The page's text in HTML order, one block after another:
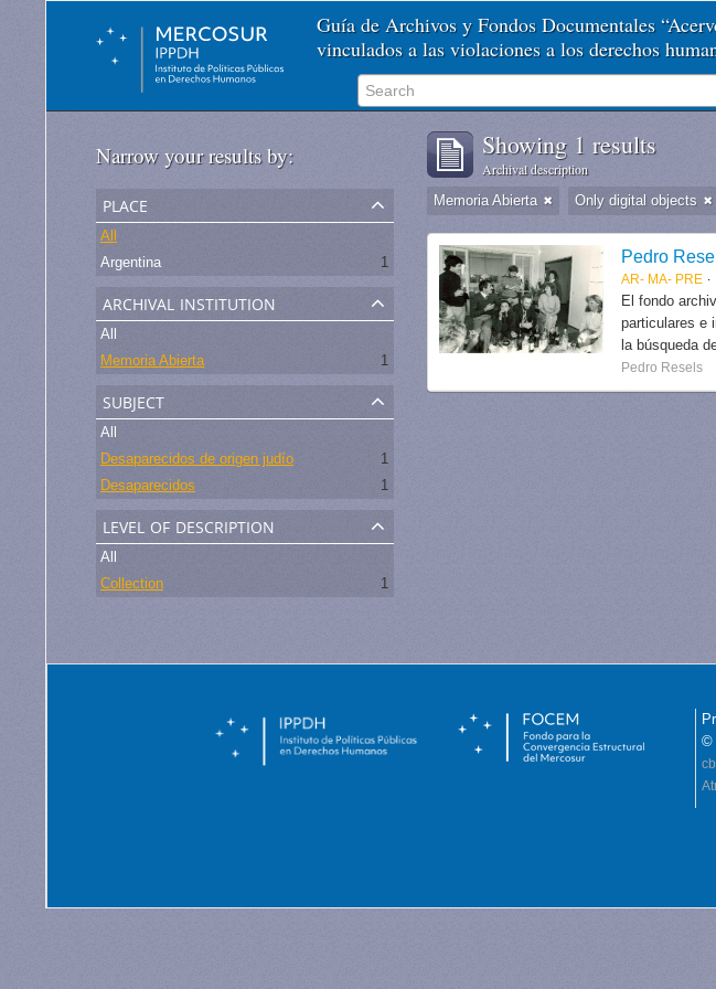
Guía de Archivos y Fondos Documentales
vinculados a las violaciones a los derechos
Narrow your results by:
place
All
Argentina
1
archival institution
All
Memoria Abierta
1
subject
All
Desaparecidos de origen judío
1
Desaparecidos
1
level of description
All
Collection
1
Showing 1 results
Archival description
Memoria Abierta Only digital objects
Pedro
AR- MA- PRE
El fondo
particulares e
la búsqueda
Pedro Resels
©